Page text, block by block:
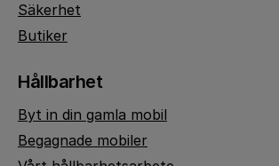
Säkerhet
Butiker
Hållbarhet
Byt in din gamla mobil
Begagnade mobiler